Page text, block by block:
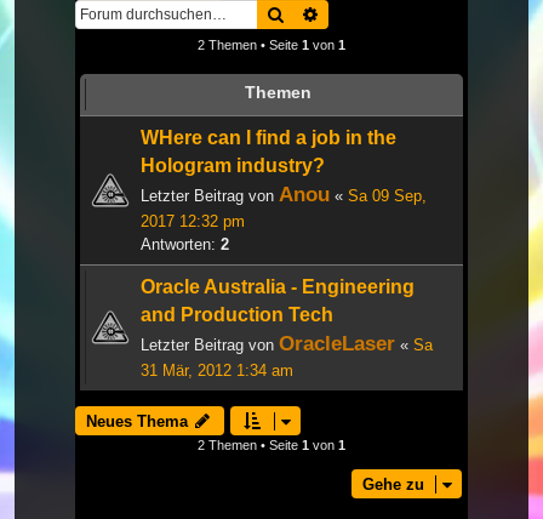
Suche
2 Themen • Seite 1 von 1
Themen
WHere can I find a job in the
Hologram industry?
Letzter Beitrag von Anou « Sa 09 Sep,
2017 12:32 pm
Antworten: 2
Oracle Australia - Engineering
and Production Tech
Letzter Beitrag von OracleLaser « Sa
31 Mär, 2012 1:34 am
Neues Thema
2 Themen • Seite 1 von 1
Gehe zu